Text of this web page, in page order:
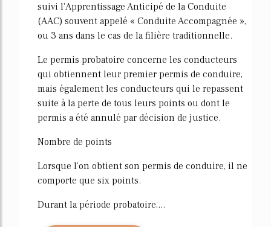
suivi l'Apprentissage Anticipé de la Conduite
(AAC) souvent appelé « Conduite Accompagnée »,
ou 3 ans dans le cas de la filière traditionnelle.
Le permis probatoire concerne les conducteurs
qui obtiennent leur premier permis de conduire,
mais également les conducteurs qui le repassent
suite à la perte de tous leurs points ou dont le
permis a été annulé par décision de justice.
Nombre de points
Lorsque l'on obtient son permis de conduire, il ne
comporte que six points.
Durant la période probatoire,...